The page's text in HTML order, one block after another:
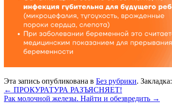
Эта запись опубликована в Без рубрики. Закладка:
← ПРОКУРАТУРА РАЗЪЯСНЯЕТ!
Рак молочной железы. Найти и обезвредить →